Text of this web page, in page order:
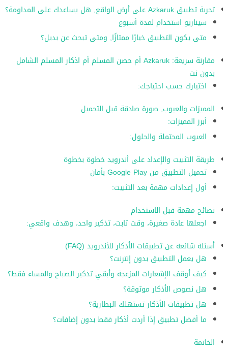
تجربة تطبيق Azkaruk على أرض الواقع, هل يساعدك على المداومة؟
سيناريو استخدام لمدة أسبوع
متى يكون التطبيق خيارًا ممتازًا, ومتى تبحث عن بديل؟
مقارنة سريعة: Azkaruk أم حصن المسلم أم اذكار المسلم الشامل
بدون نت
اختيارك حسب احتياجك:
المميزات والعيوب, صورة صادقة قبل التحميل
أبرز المميزات:
العيوب المحتملة والحلول:
طريقة التثبيت والإعداد على أندرويد خطوة بخطوة
تحميل التطبيق من Google Play بأمان
أول إعدادات مهمة بعد التثبيت:
نصائح مهمة قبل الاستخدام
اجعلها عادة صغيرة، وقت ثابت، تذكير واحد، وهدف واقعي:
أسئلة شائعة عن تطبيقات الأذكار للأندرويد (FAQ)
هل يعمل التطبيق بدون إنترنت؟
كيف أوقف الإشعارات المزعجة وأبقي تذكير الصباح والمساء فقط؟
هل نصوص الأذكار موثوقة؟
هل تطبيقات الأذكار تستهلك البطارية؟
ما أفضل تطبيق إذا أردت أذكار فقط بدون إضافات؟
الخاتمة